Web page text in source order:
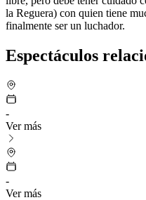
la Reguera) con quien tiene
finalmente ser un luchador.
Espectáculos
-
Ver más
-
Ver más